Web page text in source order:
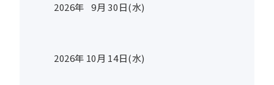
2026年 9月 30日(水)
2026年 10月 14日(水)